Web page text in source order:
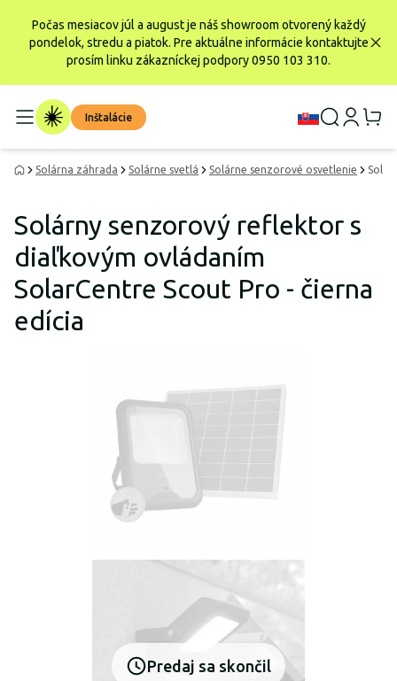
Počas mesiacov júl a august je náš showroom otvorený každý
pondelok, stredu a piatok. Pre aktuálne informácie kontaktujte
prosím linku zákazníckej podpory 0950 103 310.
Inštalácie
Solárna záhrada Solárne svetlá Solárne senzorové osvetlenie
Solárny senzorový reflektor s
diaľkovým ovládaním
SolarCentre Scout Pro - čierna
edícia
Predaj sa skončil